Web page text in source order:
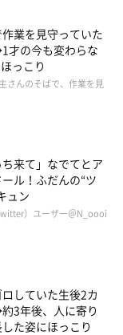
業を見守っていた
才の今も変わらな
っこり
さんのそばで、作業を見
ち来て」なでてとア
ル！ふだんの“ツ
ュン
）ユーザー＠N_oooi
していた生後2カ
3年後、人に寄り
た姿にほっこり